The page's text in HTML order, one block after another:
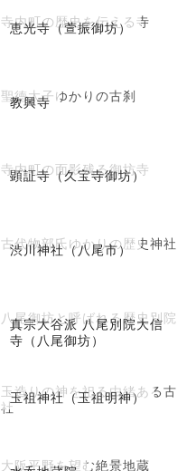
恵光寺（萱振御坊）
寺内町の歴史を伝える寺
教興寺
聖徳太子ゆかりの古刹
顕証寺（久宝寺御坊）
寺内町の面影残る御坊寺
渋川神社（八尾市）
古代物部氏ゆかりの歴史神社
真宗大谷派 八尾別院大信
寺（八尾御坊）
八尾御坊と呼ばれる歴史別院
玉祖神社（玉祖明神）
玉造りの神を祀る由緒ある古
社
大阪平野を望む絶景地蔵